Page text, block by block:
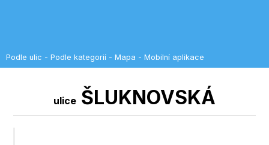
Podle ulic - Podle kategorií - Mapa - Mobilní aplikace
ulice ŠLUKNOVSKÁ